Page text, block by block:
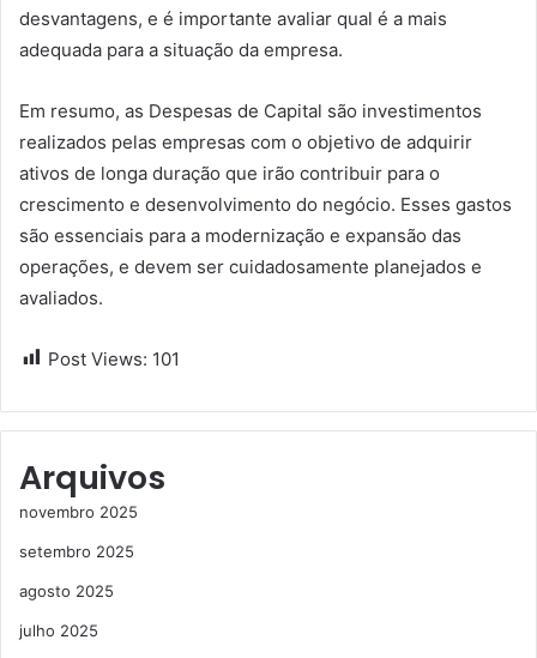
desvantagens, e é importante avaliar qual é a mais
adequada para a situação da empresa.
Em resumo, as Despesas de Capital são investimentos
realizados pelas empresas com o objetivo de adquirir
ativos de longa duração que irão contribuir para o
crescimento e desenvolvimento do negócio. Esses gastos
são essenciais para a modernização e expansão das
operações, e devem ser cuidadosamente planejados e
avaliados.
Post Views: 101
Arquivos
novembro 2025
setembro 2025
agosto 2025
julho 2025